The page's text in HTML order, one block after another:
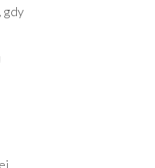
gdy